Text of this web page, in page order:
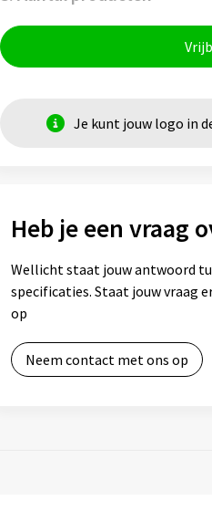
Je kunt jouw logo in
Heb je een vraag
Wellicht staat jouw antwoord
specificaties. Staat jouw vraag
op
Neem contact met ons op